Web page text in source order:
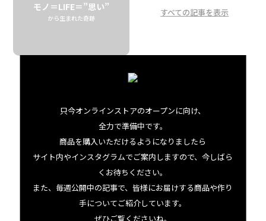
只今オンラインストアのオープンに向け、
全力で準備中です。
商品を購入いただけるようになりましたら
サイト内やインスタグラムでご案内しますので、今しばら
くお待ちください。
また、毎週公開中の記事で、皆様にお届けする商品や作り
手についてご紹介しています。
ぜひご覧くださいね。
モノ＝LIFE＝”思い”
から生まれた奇跡
すべての記事を表示
ハワイに縁あるたべものの数々。
この子たちが歩いてきた道のりをご紹介したい。
にぎやかなキッチンのような「BOWL」へようこそ。